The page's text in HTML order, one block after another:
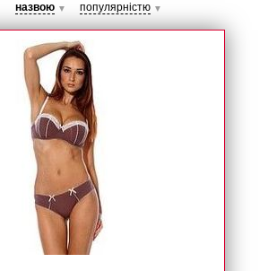
назвою ▼ популярністю ▼